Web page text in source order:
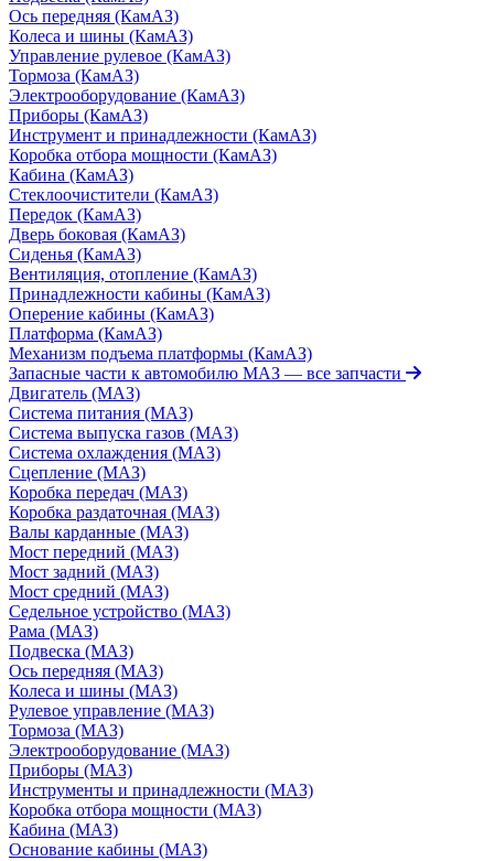
Ось передняя (КамАЗ)
Колеса и шины (КамАЗ)
Управление рулевое (КамАЗ)
Тормоза (КамАЗ)
Электрооборудование (КамАЗ)
Приборы (КамАЗ)
Инструмент и принадлежности (КамАЗ)
Коробка отбора мощности (КамАЗ)
Кабина (КамАЗ)
Стеклоочистители (КамАЗ)
Передок (КамАЗ)
Дверь боковая (КамАЗ)
Сиденья (КамАЗ)
Вентиляция, отопление (КамАЗ)
Принадлежности кабины (КамАЗ)
Оперение кабины (КамАЗ)
Платформа (КамАЗ)
Механизм подъема платформы (КамАЗ)
Запасные части к автомобилю МАЗ — все запчасти
Двигатель (МАЗ)
Система питания (МАЗ)
Система выпуска газов (МАЗ)
Система охлаждения (МАЗ)
Сцепление (МАЗ)
Коробка передач (МАЗ)
Коробка раздаточная (МАЗ)
Валы карданные (МАЗ)
Мост передний (МАЗ)
Мост задний (МАЗ)
Мост средний (МАЗ)
Седельное устройство (МАЗ)
Рама (МАЗ)
Подвеска (МАЗ)
Ось передняя (МАЗ)
Колеса и шины (МАЗ)
Рулевое управление (МАЗ)
Тормоза (МАЗ)
Электрооборудование (МАЗ)
Приборы (МАЗ)
Инструменты и принадлежности (МАЗ)
Коробка отбора мощности (МАЗ)
Кабина (МАЗ)
Основание кабины (МАЗ)